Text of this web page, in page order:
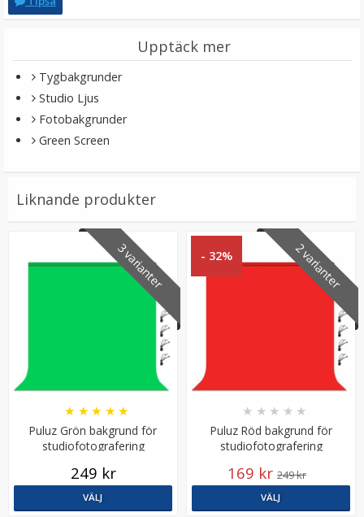
JJC Mjuk avtryckarknapp konkav Soft release button -
Silver
★★ ★★
LÄGG I VARUKORG
Upptäck mer
Tygbakgrunder
Studio Ljus
Fotobakgrunder
Green Screen
Liknande produkter
3 varianter
Puluz Grön bakgrund för
studiofotografering
★ ★ ★ ★ ★
249 kr
VÄLJ
2 varianter
- 32%
Puluz Röd bakgrund för
studiofotografering
★ ★ ★ ★ ★
169 kr 249 kr
VÄLJ